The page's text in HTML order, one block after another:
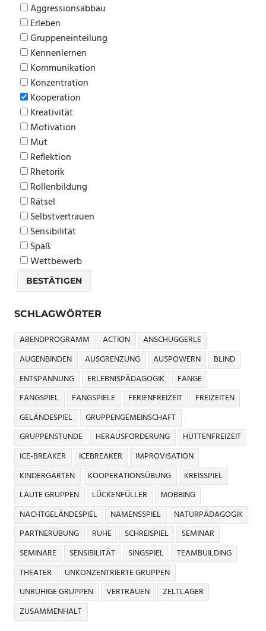
Aggressionsabbau
Erleben
Gruppeneinteilung
Kennenlernen
Kommunikation
Konzentration
Kooperation
Kreativität
Motivation
Mut
Reflektion
Rhetorik
Rollenbildung
Rätsel
Selbstvertrauen
Sensibilität
Spaß
Wettbewerb
SCHLAGWÖRTER
ABENDPROGRAMM ACTION
ANSCHUGGERLE
AUGENBINDEN
AUSGRENZUNG AUSPOWERN
BLIND
ENTSPANNUNG
ERLEBNISPÄDAGOGIK
FANGE
FANGSPIEL
FANGSPIELE FERIENFREIZEIT
FREIZEITEN
GELÄNDESPIEL
GRUPPENGEMEINSCHAFT
GRUPPENSTUNDE
HERAUSFORDERUNG
HÜTTENFREIZEIT
ICE-BREAKER
ICEBREAKER
IMPROVISATION
KINDERGARTEN
KOOPERATIONSÜBUNG
KREISSPIEL
LAUTE GRUPPEN
LÜCKENFÜLLER
MOBBING
NACHTGELÄNDESPIEL
NAMENSSPIEL
NATURPÄDAGOGIK
PARTNERÜBUNG
RUHE SCHREISPIEL
SEMINAR
SEMINARE
SENSIBILITÄT SINGSPIEL
TEAMBUILDING
THEATER
UNKONZENTRIERTE GRUPPEN
UNRUHIGE GRUPPEN
VERTRAUEN
ZELTLAGER
ZUSAMMENHALT